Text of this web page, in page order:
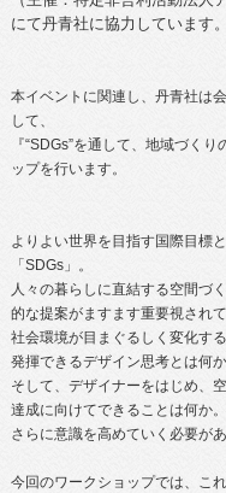
にて丹青社に協力しています。
本イベントに関連し、丹青社は
して、
『“SDGs”を通して、地域づくり
ップを行います。
よりよい世界を目指す国際目標
「SDGs」。
人々の暮らしに直結する空間づ
的な提案がますます重要視されて
社会環境が目まぐるしく変化す
発揮できるデザイン思考とは何か
そして、デザイナーをはじめ、
達成に向けてできることは何か。
さらに意識を高めていく必要が
今回のワークショップでは、こ